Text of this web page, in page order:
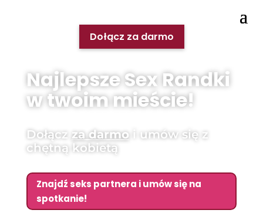
Dołącz za darmo
Najlepsze Sex Randki
w twoim mieście!
Dołącz za darmoi umów się z
chętną kobietą
Znajdź seks partnera i umów się na
spotkanie!